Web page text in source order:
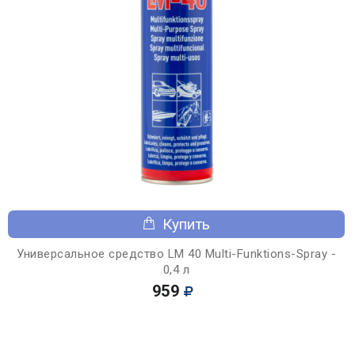
Купить
Универсальное средство LM 40 Multi-Funktions-Spray -
0,4 л
959